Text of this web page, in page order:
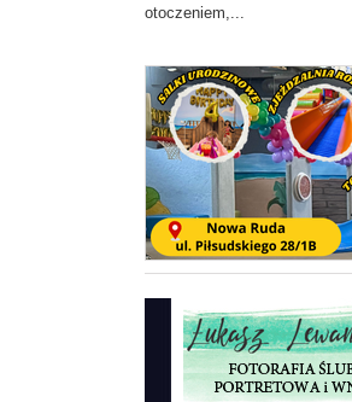
otoczeniem,...